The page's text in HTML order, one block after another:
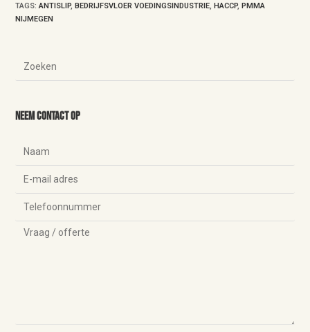
TAGS:ANTISLIP, BEDRIJFSVLOER VOEDINGSINDUSTRIE, HACCP, PMMA
NIJMEGEN
Neem contact op